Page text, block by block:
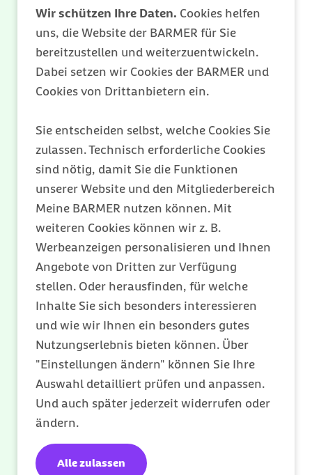
Wir schützen Ihre Daten. Cookies helfen
uns, die Website der BARMER für Sie
bereitzustellen und weiterzuentwickeln.
Dabei setzen wir Cookies der BARMER und
Cookies von Drittanbietern ein.
Sie entscheiden selbst, welche Cookies Sie
zulassen. Technisch erforderliche Cookies
sind nötig, damit Sie die Funktionen
unserer Website und den Mitgliederbereich
Meine BARMER nutzen können. Mit
weiteren Cookies können wir z. B.
Werbeanzeigen personalisieren und Ihnen
Angebote von Dritten zur Verfügung
stellen. Oder herausfinden, für welche
Inhalte Sie sich besonders interessieren
und wie wir Ihnen ein besonders gutes
Nutzungserlebnis bieten können. Über
"Einstellungen ändern" können Sie Ihre
Auswahl detailliert prüfen und anpassen.
Und auch später jederzeit widerrufen oder
ändern.
Alle zulassen
von der Barmer geprüft und genehmigt
wurde.
Ihre Fahrt istautomatisch genehmigt
Mobilitätsbeeinträchtigung vorliegt. Dies
ist der Fall, wenn Sie
• einen Schwerbehindertenausweis mit
den Merkzeichen aG (außergewöhnlich
gehbehindert), BL (blind) oder H (hilflos)
haben,
• in den Pflegegrad 4 oder 5 eingestuft sind
oder
• eine Einstufung in Pflegegrad 3 vorliegt
und zusätzlich das Merkzeichen G
(gehbehindert) in Ihrem
Schwerbehindertenausweis eingetragen ist.
Bei einer Fahrt mit öffentlichen